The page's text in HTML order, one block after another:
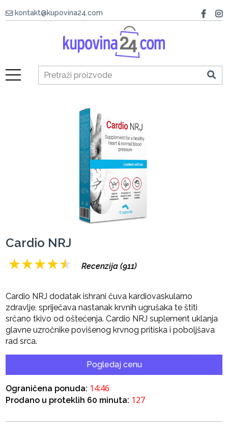
kontakt@kupovina24.com
Cardio NRJ
★★★★★ Recenzija (911)
Cardio NRJ dodatak ishrani čuva kardiovaskularno
zdravlje, spriječava nastanak krvnih ugrušaka te štiti
srčano tkivo od oštećenja. Cardio NRJ suplement uklanja
glavne uzročnike povišenog krvnog pritiska i poboljšava
rad srca.
Pogledaj cenu
Ograničena ponuda: 14:45
Prodano u proteklih 60 minuta: 127